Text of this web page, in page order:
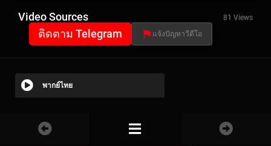
Video Sources 81 Views
ติดตาม Telegram แจ้งปัญหาวีดีโอ
พากย์ไทย